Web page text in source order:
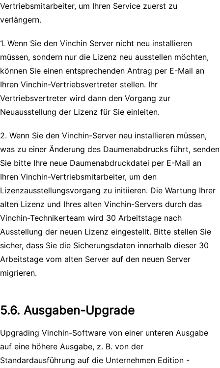
Vertriebsmitarbeiter, um Ihren Service zuerst zu
verlängern.
1. Wenn Sie den Vinchin Server nicht neu installieren
müssen, sondern nur die Lizenz neu ausstellen möchten,
können Sie einen entsprechenden Antrag per E-Mail an
Ihren Vinchin-Vertriebsvertreter stellen. Ihr
Vertriebsvertreter wird dann den Vorgang zur
Neuausstellung der Lizenz für Sie einleiten.
2. Wenn Sie den Vinchin-Server neu installieren müssen,
was zu einer Änderung des Daumenabdrucks führt, senden
Sie bitte Ihre neue Daumenabdruckdatei per E-Mail an
Ihren Vinchin-Vertriebsmitarbeiter, um den
Lizenzausstellungsvorgang zu initiieren. Die Wartung Ihrer
alten Lizenz und Ihres alten Vinchin-Servers durch das
Vinchin-Technikerteam wird 30 Arbeitstage nach
Ausstellung der neuen Lizenz eingestellt. Bitte stellen Sie
sicher, dass Sie die Sicherungsdaten innerhalb dieser 30
Arbeitstage vom alten Server auf den neuen Server
migrieren.
5.6. Ausgaben-Upgrade
Upgrading Vinchin-Software von einer unteren Ausgabe
auf eine höhere Ausgabe, z. B. von der
Standardausführung auf die Unternehmen Edition -